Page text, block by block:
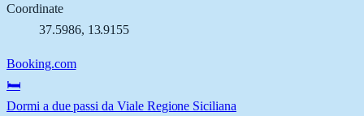
Coordinate
37.5986, 13.9155
Booking.com
🛏️
Dormi a due passi da Viale Regione Siciliana